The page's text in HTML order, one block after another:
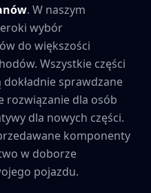
. W naszym
wybór
do większości
Wszystkie części
sprawdzane
rozwiązanie dla osób
dla nowych części.
komponenty
w doborze
pojazdu.